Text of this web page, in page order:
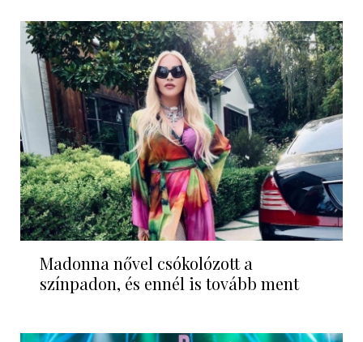
Madonna nővel csókolózott a
színpadon, és ennél is tovább ment